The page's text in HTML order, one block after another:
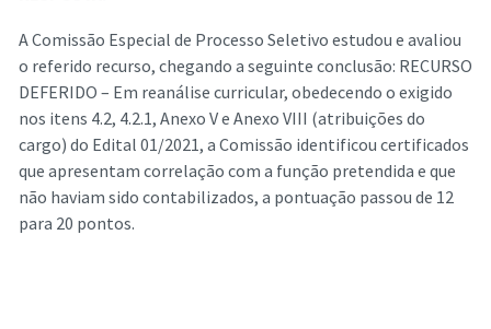
A Comissão Especial de Processo Seletivo estudou e avaliou
o referido recurso, chegando a seguinte conclusão: RECURSO
DEFERIDO – Em reanálise curricular, obedecendo o exigido
nos itens 4.2, 4.2.1, Anexo V e Anexo VIII (atribuições do
cargo) do Edital 01/2021, a Comissão identificou certificados
que apresentam correlação com a função pretendida e que
não haviam sido contabilizados, a pontuação passou de 12
para 20 pontos.